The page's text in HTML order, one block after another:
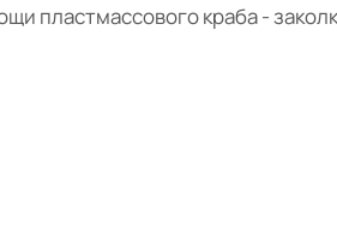
пластмассового краба -